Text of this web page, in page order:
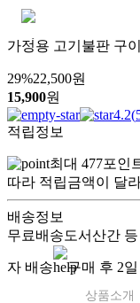
가정용 고기불판 구
29%22,500원
15,900원
4.2(
적립정보
최대 477포인
따라 적립금액이 달
배송정보
무료배송도서산간
자 배송 구매 후 2
상품소개